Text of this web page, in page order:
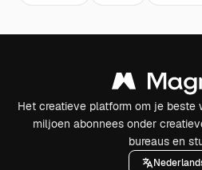
Het creatieve platform om je beste
miljoen abonnees onder
bureaus en